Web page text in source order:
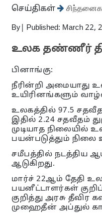
செய்திகள்
By Published: March 22,
உலக தண்ணீர்
பினாங்கு:
நீரின்றி அமையாது
உயிரினங்களும்
உலகத்தில் 97.5
இதில் 2.24 சதவீதம்
முடியாத நிலையில்
பயன்படுத்தும் நிலை
சமீபத்தில் நடத்திய
ஆடுகிறது.
மார்ச் 22ஆம் தேதி
பயனீட்டாளர்கள்
குறித்து அரசு
முஹைதீன் அப்துல்